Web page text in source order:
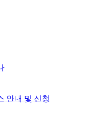
안내 및 신청